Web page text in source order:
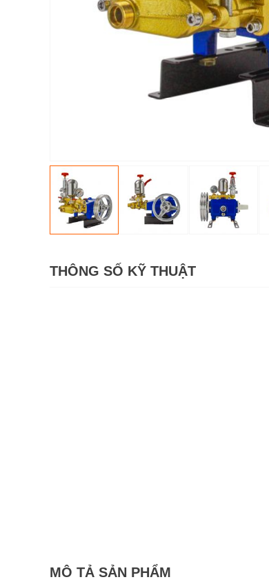
THÔNG SỐ KỸ THUẬT
MÔ TẢ SẢN PHẨM